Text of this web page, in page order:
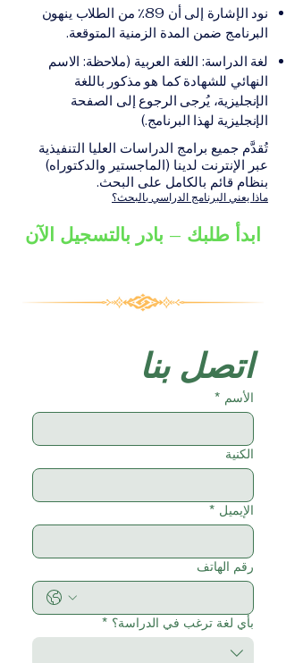
الإلكترونيقد يُطلب تقديم
مستندات إضافية حسب
البرنامج والمؤسسة التعليمية
الأكاديمية المناسبة للبرنامج،
والتي تصدر عن المؤسسة
التعليمية المسؤولة عن تقديم
البرنامج ضمن شبكة VBNN
Smart Education Group.
نود الإشارة إلى أن 89٪ من الطلاب ينهون
البرنامج ضمن المدة الزمنية المتوقعة.
لغة الدراسة: اللغة العربية (ملاحظة: الاسم
النهائي للشهادة كما هو مذكور باللغة
الإنجليزية، يُرجى الرجوع إلى الصفحة
الإنجليزية لهذا البرنامج.)
تُقدَّم جميع برامج الدراسات العليا التنفيذية
عبر الإنترنت لدينا (الماجستير والدكتوراه)
بنظام قائم بالكامل على البحث.
ماذا يعني البرنامج الدراسي بالبحث؟
ابدأ طلبك – بادر بالتسجيل الآن
اتصل بنا
الأسم *
الكنية
الإيميل *
رقم الهاتف
بأي لغة ترغب في الدراسة؟ *